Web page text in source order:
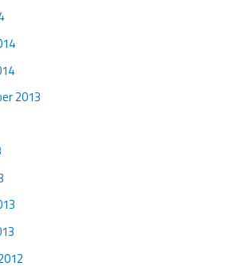
2013